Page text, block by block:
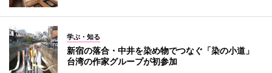
学ぶ・知る
新宿の落合・中井を染め物でつなぐ「染の小道」
台湾の作家グループが初参加